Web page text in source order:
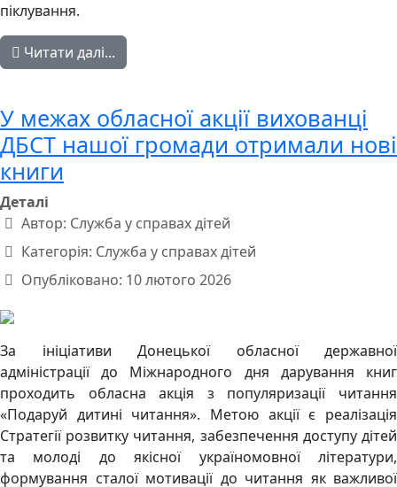
піклування.
Читати далі...
У межах обласної акції вихованці
ДБСТ нашої громади отримали нові
книги
Деталі
Автор: Служба у справах дітей
Категорія: Служба у справах дітей
Опубліковано: 10 лютого 2026
За ініціативи Донецької обласної державної
адміністрації до Міжнародного дня дарування книг
проходить обласна акція з популяризації читання
«Подаруй дитині читання». Метою акції є реалізація
Стратегії розвитку читання, забезпечення доступу дітей
та молоді до якісної україномовної літератури,
формування сталої мотивації до читання як важливої